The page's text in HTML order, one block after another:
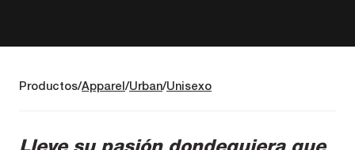
Productos Apparel Urban Unisexo